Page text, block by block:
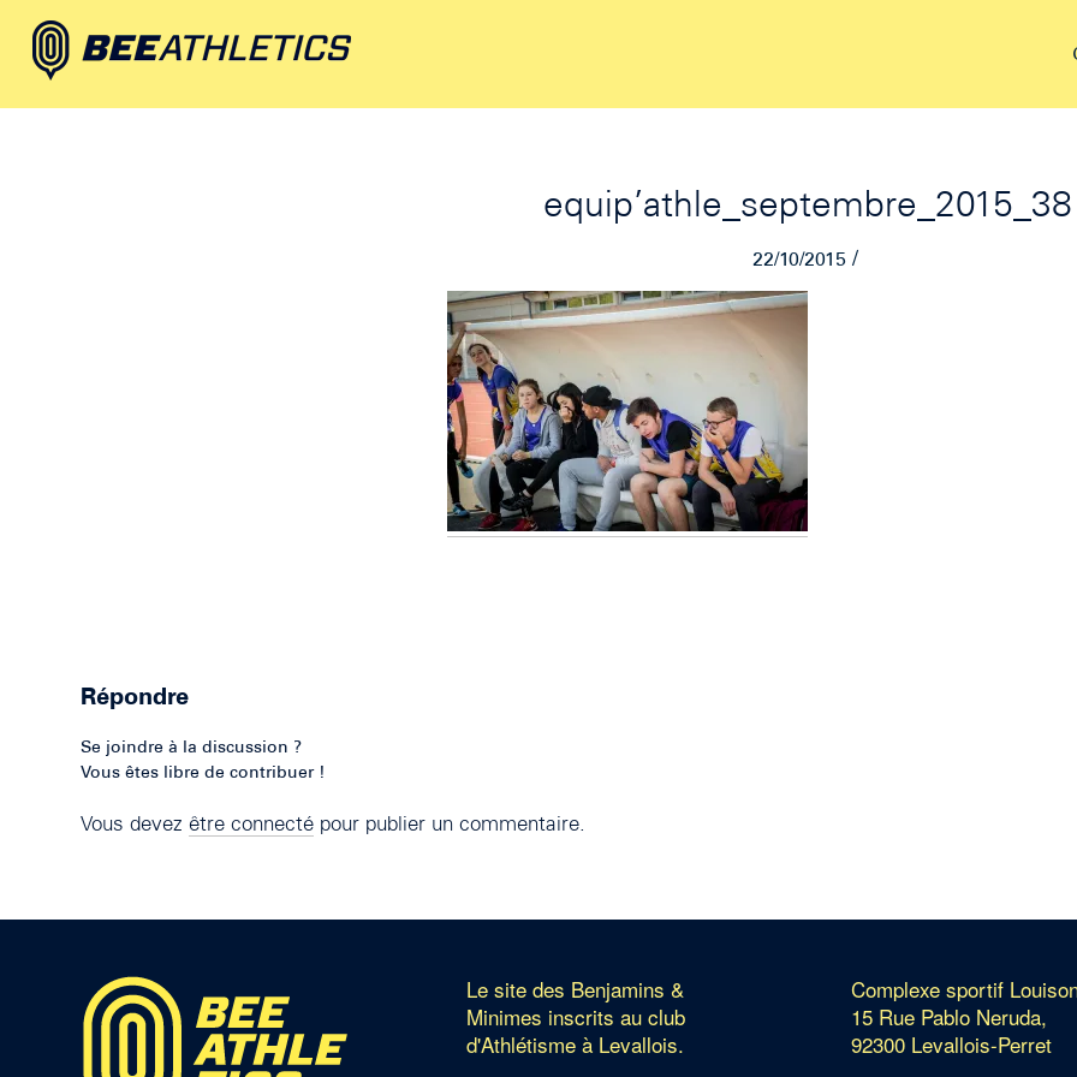
equip’athle_septembre_2015_38
22/10/2015 /
Répondre
Se joindre à la discussion ?
Vous êtes libre de contribuer !
Vous devez être connecté pour publier un commentaire.
Le site des Benjamins &
Minimes inscrits au club
d'Athlétisme à Levallois.
Complexe sportif
15 Rue Pablo Neruda,
92300 Levallois-Perret